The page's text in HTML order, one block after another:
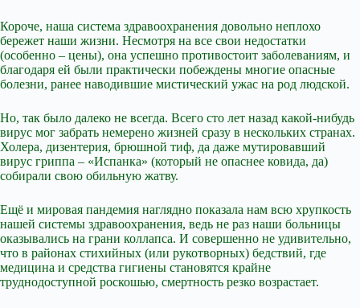
Короче, наша система здравоохранения довольно неплохо
бережет наши жизни. Несмотря на все свои недостатки
(особенно – цены), она успешно противостоит заболеваниям, и
благодаря ей были практически побеждены многие опасные
болезни, ранее наводившие мистический ужас на род людской.
Но, так было далеко не всегда. Всего сто лет назад какой-нибудь
вирус мог забрать немерено жизней сразу в нескольких странах.
Холера, дизентерия, брюшной тиф, да даже мутировавший
вирус гриппа – «Испанка» (который не опаснее ковида, да)
собирали свою обильную жатву.
Ещё и мировая пандемия наглядно показала нам всю хрупкость
нашей системы здравоохранения, ведь не раз наши больницы
оказывались на грани коллапса. И совершенно не удивительно,
что в районах стихийных (или рукотворных) бедствий, где
медицина и средства гигиены становятся крайне
труднодоступной роскошью, смертность резко возрастает.